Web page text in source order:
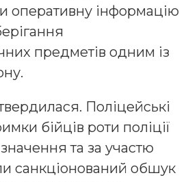
оперативну інформацію
предметів одним із
Поліцейські
бійців роти поліції
та за участю
санкціонований обшук